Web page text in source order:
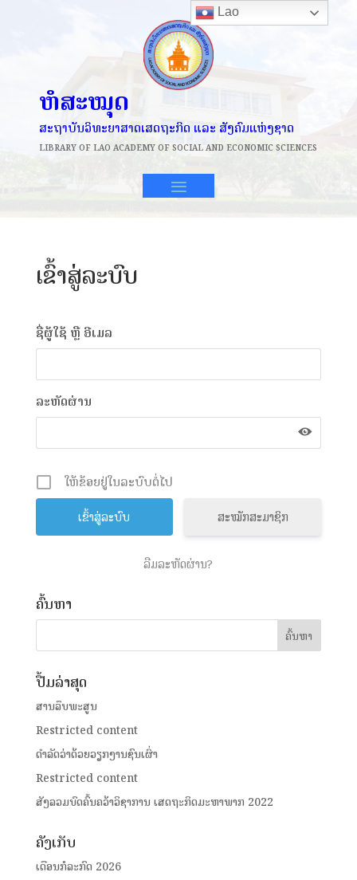
ຫໍສະໝຸດ
ສະຖາບັນວິທະຍາສາດເສດຖະກິດ ແລະ ສັງຄົມແຫ່ງຊາດ
LIBRARY OF LAO ACADEMY OF SOCIAL AND ECONOMIC SCIENCES
ເຂົ້າສູ່ລະບົບ
ຊື່ຜູ້ໃຊ້ ຫຼື ອີເມລ
ລະຫັດຜ່ານ
ໃຫ້ຂ້ອຍຢູ່ໃນລະບົບຕໍ່ໄປ
ສະໝັກສະມາຊິກ
ລືມລະຫັດຜ່ານ?
ຄົ້ນຫາ
ປື້ມລ່າສຸດ
ສານລຶບພະສູນ
Restricted content
ດໍາລັດວ່າດ້ວຍວຽກງານຊົນເຜົ່າ
Restricted content
ສັງລວມບົດຄົ້ນຄວ້າວິຊາການ ເສດຖະກິດມະຫາພາກ 2022
ຄັງເກັບ
ເດືອນກໍລະກົດ 2026
Lao